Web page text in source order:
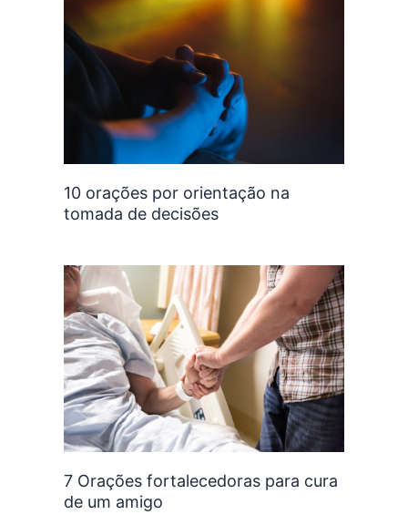
10 orações por orientação na
tomada de decisões
7 Orações fortalecedoras para cura
de um amigo